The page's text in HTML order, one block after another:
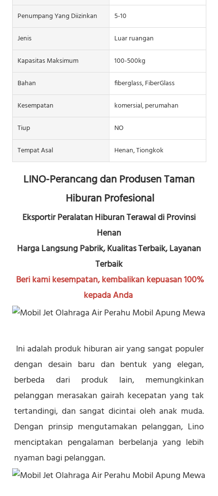
Penumpang Yang Diizinkan
5-10
Jenis
Luar ruangan
Kapasitas Maksimum
100-500kg
Bahan
fiberglass, FiberGlass
Kesempatan
komersial, perumahan
Tiup
NO
Tempat Asal
Henan, Tiongkok
LINO-Perancang dan Produsen Taman
Hiburan Profesional
Eksportir Peralatan Hiburan Terawal di Provinsi
Henan
Harga Langsung Pabrik, Kualitas Terbaik, Layanan
Terbaik
Beri kami kesempatan, kembalikan kepuasan 100%
kepada Anda
Ini adalah produk hiburan air yang sangat populer
dengan desain baru dan bentuk yang elegan,
berbeda dari produk lain, memungkinkan
pelanggan merasakan gairah kecepatan yang tak
tertandingi, dan sangat dicintai oleh anak muda.
Dengan prinsip mengutamakan pelanggan, Lino
menciptakan pengalaman berbelanja yang lebih
nyaman bagi pelanggan.